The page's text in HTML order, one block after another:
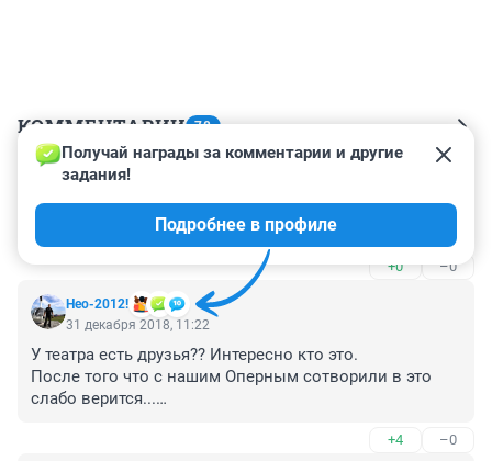
КОММЕНТАРИИ 78
Гость
Какие они все сладкие мальчики!
+0 –0
Нео-2012!
Получай награды за комментарии и другие
задания!
Подробнее в профиле
31 декабря 2018, 11:22
У театра есть друзья?? Интересно кто это.
После того что с нашим Оперным сотворили в это
слабо верится...
+4 –0